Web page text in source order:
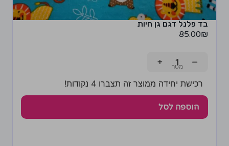
בד פלנל דגם גן חיות
85.00₪
−
+
רכישת יחידה ממוצר זה תצברו 4 נקודות!
הוספה לסל